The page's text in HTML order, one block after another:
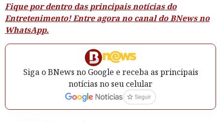
Fique por dentro das principais notícias do
Entretenimento! Entre agora no canal do BNews no
WhatsApp.
Siga o BNews no Google e receba as principais
notícias no seu celular